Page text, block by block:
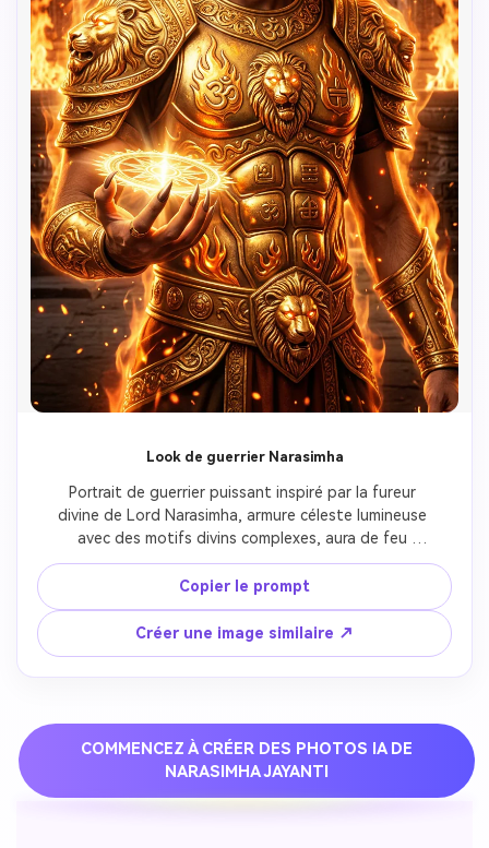
Look de guerrier Narasimha
Portrait de guerrier puissant inspiré par la fureur
divine de Lord Narasimha, armure céleste lumineuse
avec des motifs divins complexes, aura de feu
protectrice féroce entourant toute la forme,
réalisme fantastique cinématographique combinant
dévotion spirituelle et force de guerrier, traits du
visage hyper détaillés montrant une détermination
féroce, expression intense transmettant l'énergie de
protection divine, qualité ultra réaliste 8k, éclairage
de feu mystiques créant un mouvement dynamique,
échelle épique transmettant la force légendaire et
la protection de Lord Narasimha.
Copier le prompt
Créer une image similaire ↗
COMMENCEZ À CRÉER DES PHOTOS IA DE
NARASIMHA JAYANTI